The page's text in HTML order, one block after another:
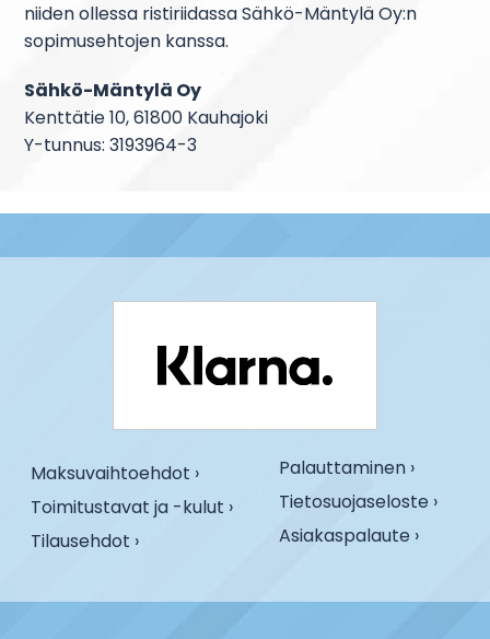
niiden ollessa ristiriidassa Sähkö-Mäntylä Oy:n
sopimusehtojen kanssa.
Sähkö-Mäntylä Oy
Kenttätie 10, 61800 Kauhajoki
Y-tunnus: 3193964-3
Maksuvaihtoehdot ›
Toimitustavat ja -kulut ›
Tilausehdot ›
Palauttaminen ›
Tietosuojaseloste ›
Asiakaspalaute ›